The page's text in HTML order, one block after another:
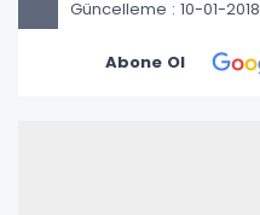
Güncelleme : 10-01-2018
Abone Ol